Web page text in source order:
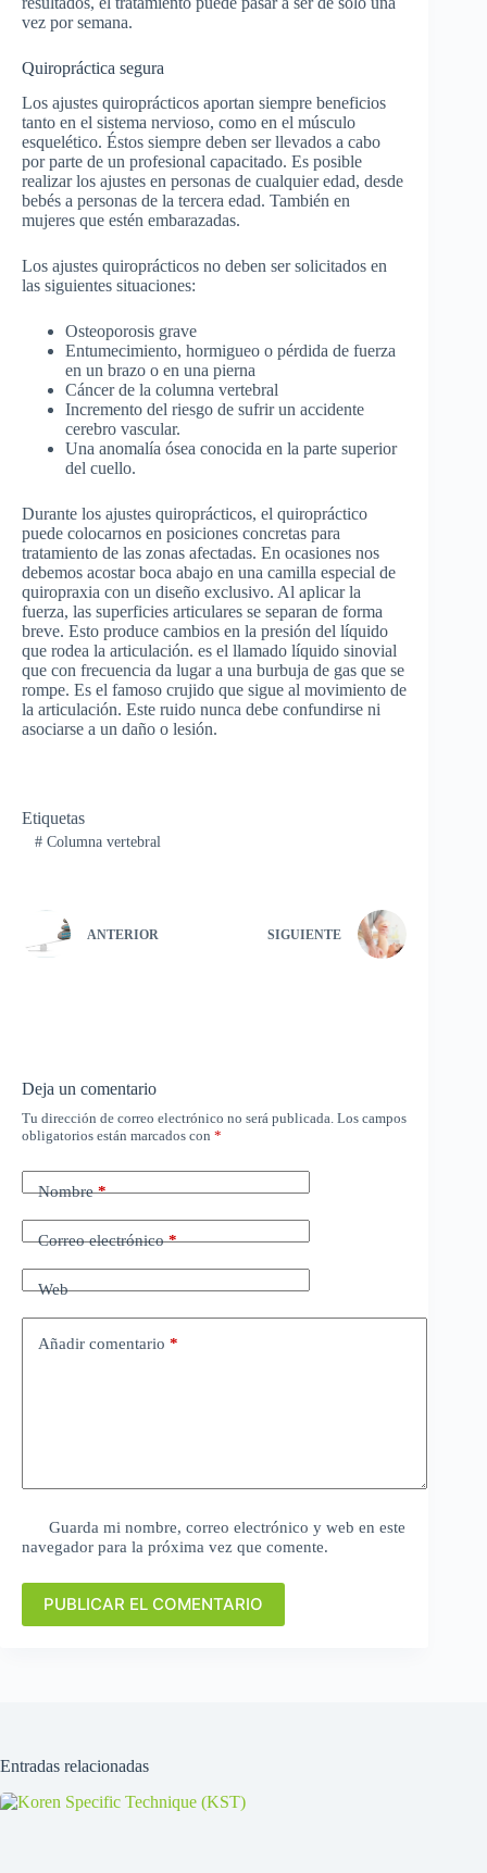
vez por semana.
Quiropráctica segura
Los ajustes quiroprácticos aportan siempre beneficios
tanto en el sistema nervioso, como en el músculo
esquelético. Éstos siempre deben ser llevados a cabo
por parte de un profesional capacitado. Es posible
realizar los ajustes en personas de cualquier edad, desde
bebés a personas de la tercera edad. También en
mujeres que estén embarazadas.
Los ajustes quiroprácticos no deben ser solicitados en
las siguientes situaciones:
Osteoporosis grave
Entumecimiento, hormigueo o pérdida de fuerza
en un brazo o en una pierna
Cáncer de la columna vertebral
Incremento del riesgo de sufrir un accidente
cerebro vascular.
Una anomalía ósea conocida en la parte superior
del cuello.
Durante los ajustes quiroprácticos, el quiropráctico
puede colocarnos en posiciones concretas para
tratamiento de las zonas afectadas. En ocasiones nos
debemos acostar boca abajo en una camilla especial de
quiropraxia con un diseño exclusivo. Al aplicar la
fuerza, las superficies articulares se separan de forma
breve. Esto produce cambios en la presión del líquido
que rodea la articulación. es el llamado líquido sinovial
que con frecuencia da lugar a una burbuja de gas que se
rompe. Es el famoso crujido que sigue al movimiento de
la articulación. Este ruido nunca debe confundirse ni
asociarse a un daño o lesión.
Etiquetas
#Columna vertebral
ANTERIOR SIGUIENTE
Deja un comentario
Tu dirección de correo electrónico no será publicada. Los campos
obligatorios están marcados con *
Nombre*
Correo electrónico*
Web
Añadir comentario *
Guarda mi nombre, correo electrónico y web en este
navegador para la próxima vez que comente.
PUBLICAR EL COMENTARIO
Entradas relacionadas